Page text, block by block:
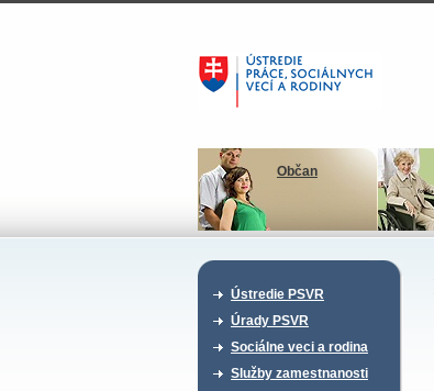
Občan
Ústredie PSVR
Úrady PSVR
Sociálne veci a rodina
Služby zamestnanosti